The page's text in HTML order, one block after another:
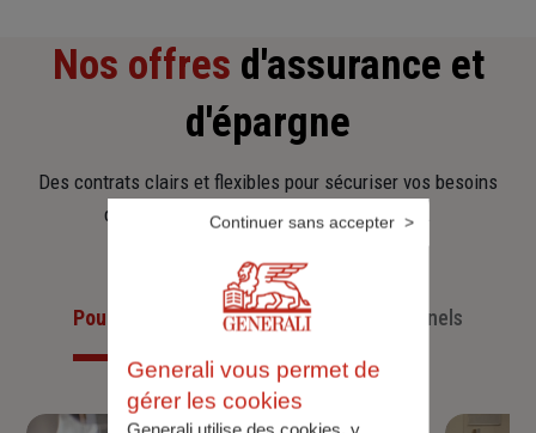
Nos offres d'assurance et
d'épargne
Des contrats clairs et flexibles pour sécuriser vos besoins
d’aujourd’hui et anticiper ceux de demain.
Pour les particuliersPour les professionnels
Generali vous permet de
gérer les cookies
Continuer sans accepter